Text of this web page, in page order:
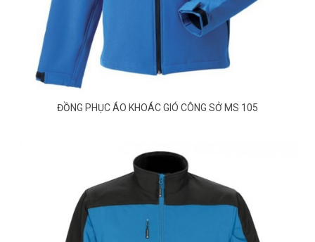
ĐỒNG PHỤC ÁO KHOÁC GIÓ CÔNG SỞ MS 105